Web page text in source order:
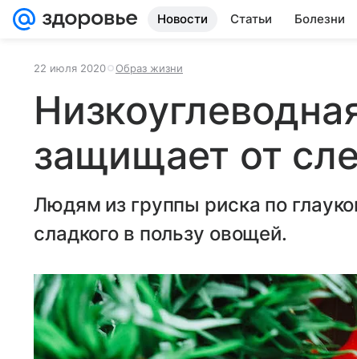
Новости Статьи Болезни
22 июля 2020 Образ жизни
защищает от
Людям из группы риска по
сладкого в пользу овощей.